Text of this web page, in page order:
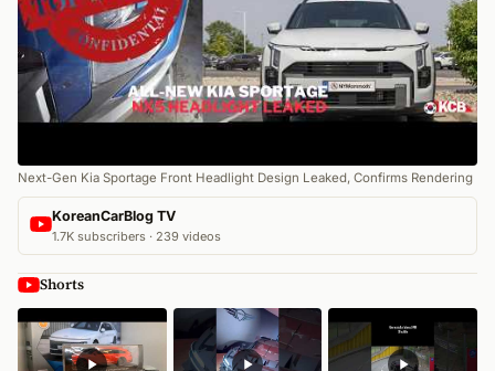
Next-Gen Kia Sportage Front Headlight Design Leaked, Confirms Rendering
KoreanCarBlog TV
1.7K subscribers · 239 videos
Shorts